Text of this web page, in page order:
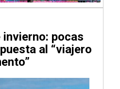
pocas
al “viajero